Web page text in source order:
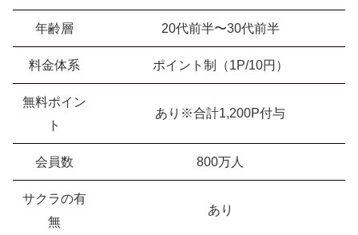
年齢層 20代前半〜30代前半
料金体系 ポイント制（1P/10円）
無料ポイン
ト
あり※合計1,200P付与
会員数 800万人
サクラの有
無
あり